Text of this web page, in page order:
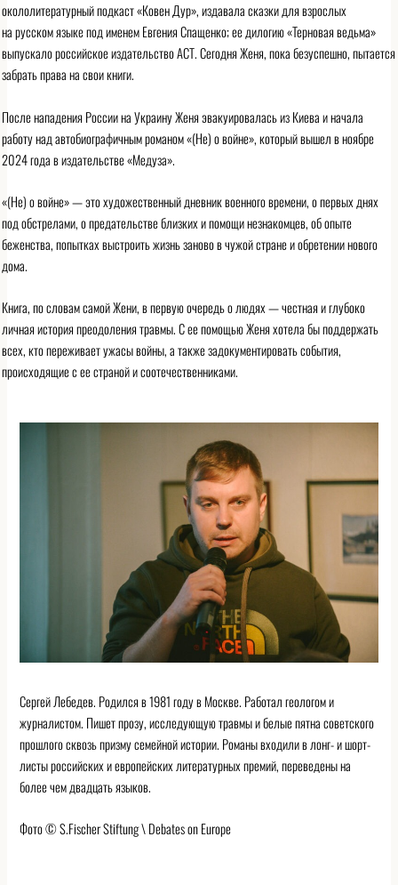
окололитературный подкаст «Ковен Дур», издавала сказки для взрослых
на русском языке под именем Евгения Спащенко; ее дилогию «Терновая ведьма»
выпускало российское издательство АСТ. Сегодня Женя, пока безуспешно, пытается
забрать права на свои книги.
После нападения России на Украину Женя эвакуировалась из Киева и начала
работу над автобиографичным романом «(Не) о войне», который вышел в ноябре
2024 года в издательстве «Медуза».
«(Не) о войне» — это художественный дневник военного времени, о первых днях
под обстрелами, о предательстве близких и помощи незнакомцев, об опыте
беженства, попытках выстроить жизнь заново в чужой стране и обретении нового
дома.
Книга, по словам самой Жени, в первую очередь о людях — честная и глубоко
личная история преодоления травмы. С ее помощью Женя хотела бы поддержать
всех, кто переживает ужасы войны, а также задокументировать события,
происходящие с ее страной и соотечественниками.
Сергей Лебедев. Родился в 1981 году в Москве. Работал геологом и
журналистом. Пишет прозу, исследующую травмы и белые пятна советского
прошлого сквозь призму семейной истории. Романы входили в лонг- и шорт-
листы российских и европейских литературных премий, переведены на
более чем двадцать языков.
Фото © S.Fischer Stiftung \ Debates on Europe